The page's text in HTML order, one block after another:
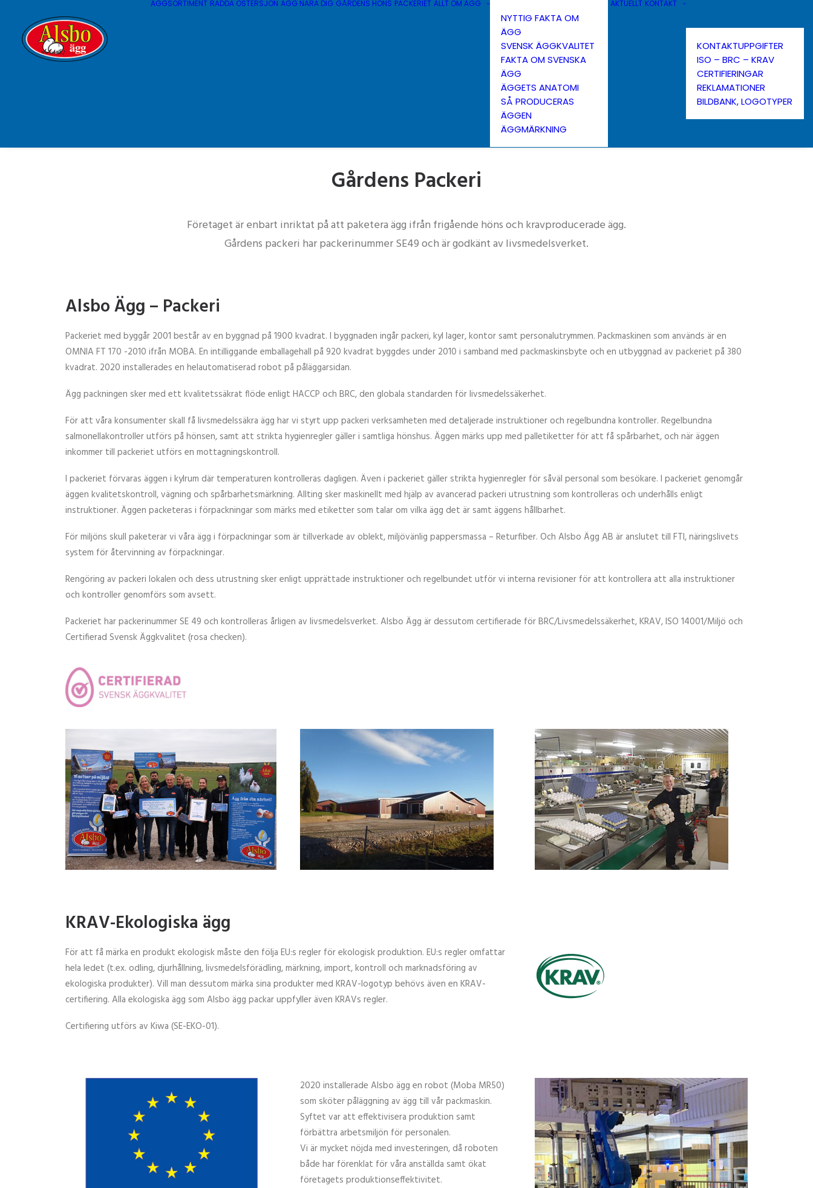
ÄGGSORTIMENT RÄDDA ÖSTERSJÖN ÄGG NÄRA DIG GÅRDENS HÖNS PACKERIET ALLT OM ÄGG
NYTTIG FAKTA OM
ÄGG
SVENSK ÄGGKVALITET
FAKTA OM SVENSKA
ÄGG
ÄGGETS ANATOMI
SÅ PRODUCERAS
ÄGGEN
ÄGGMÄRKNING
AKTUELLT KONTAKT
KONTAKTUPPGIFTER
ISO – BRC – KRAV
CERTIFIERINGAR
REKLAMATIONER
BILDBANK, LOGOTYPER
Gårdens Packeri
Företaget är enbart inriktat på att paketera ägg ifrån frigående höns och kravproducerade ägg.
Gårdens packeri har packerinummer SE49 och är godkänt av livsmedelsverket.
Alsbo Ägg – Packeri
Packeriet med byggår 2001 består av en byggnad på 1900 kvadrat. I byggnaden ingår packeri, kyl lager, kontor samt personalutrymmen. Packmaskinen som används är en
OMNIA FT 170 -2010 ifrån MOBA. En intilliggande emballagehall på 920 kvadrat byggdes under 2010 i samband med packmaskinsbyte och en utbyggnad av packeriet på 380
kvadrat. 2020 installerades en helautomatiserad robot på påläggarsidan.
Ägg packningen sker med ett kvalitetssäkrat flöde enligt HACCP och BRC, den globala standarden för livsmedelssäkerhet.
För att våra konsumenter skall få livsmedelssäkra ägg har vi styrt upp packeri verksamheten med detaljerade instruktioner och regelbundna kontroller. Regelbundna
salmonellakontroller utförs på hönsen, samt att strikta hygienregler gäller i samtliga hönshus. Äggen märks upp med palletiketter för att få spårbarhet, och när äggen
inkommer till packeriet utförs en mottagningskontroll.
I packeriet förvaras äggen i kylrum där temperaturen kontrolleras dagligen. Även i packeriet gäller strikta hygienregler för såväl personal som besökare. I packeriet genomgår
äggen kvalitetskontroll, vägning och spårbarhetsmärkning. Allting sker maskinellt med hjälp av avancerad packeri utrustning som kontrolleras och underhålls enligt
instruktioner. Äggen packeteras i förpackningar som märks med etiketter som talar om vilka ägg det är samt äggens hållbarhet.
För miljöns skull paketerar vi våra ägg i förpackningar som är tillverkade av oblekt, miljövänlig pappersmassa – Returfiber. Och Alsbo Ägg AB är anslutet till FTI, näringslivets
system för återvinning av förpackningar.
Rengöring av packeri lokalen och dess utrustning sker enligt upprättade instruktioner och regelbundet utför vi interna revisioner för att kontrollera att alla instruktioner
och kontroller genomförs som avsett.
Packeriet har packerinummer SE 49 och kontrolleras årligen av livsmedelsverket. Alsbo Ägg är dessutom certifierade för BRC/Livsmedelssäkerhet, KRAV, ISO 14001/Miljö och
Certifierad Svensk Äggkvalitet (rosa checken).
KRAV-Ekologiska ägg
För att få märka en produkt ekologisk måste den följa EU:s regler för ekologisk produktion. EU:s regler omfattar
hela ledet (t.ex. odling, djurhållning, livsmedelsförädling, märkning, import, kontroll och marknadsföring av
ekologiska produkter). Vill man dessutom märka sina produkter med KRAV-logotyp behövs även en KRAV-
certifiering. Alla ekologiska ägg som Alsbo ägg packar uppfyller även KRAVs regler.
Certifiering utförs av Kiwa (SE-EKO-01).
2020 installerade Alsbo ägg en robot (Moba MR50)
som sköter påläggning av ägg till vår packmaskin.
Syftet var att effektivisera produktion samt
förbättra arbetsmiljön för personalen.
Vi är mycket nöjda med investeringen, då roboten
både har förenklat för våra anställda samt ökat
företagets produktionseffektivitet.